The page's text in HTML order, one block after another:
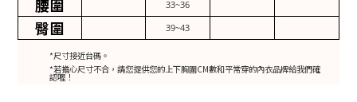
腰圍 33~36
臀圍 39~43
*尺寸接近台碼。
*若擔心尺寸不合，請您提供您的上下胸圍CM數和平常穿的內衣品牌給我們確
認喔！